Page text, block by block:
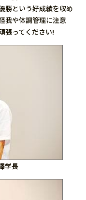
勝という好成績を収め
我や体調管理に注意
張ってください!
学長